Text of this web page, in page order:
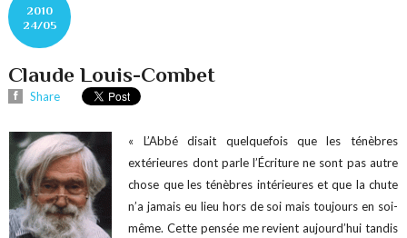
2010
24/05
Claude Louis-Combet
Share
« L’Abbé disait quelquefois que les ténèbres
extérieures dont parle l’Écriture ne sont pas autre
chose que les ténèbres intérieures et que la chute
n’a jamais eu lieu hors de soi mais toujours en soi-
même. Cette pensée me revient aujourd’hui tandis